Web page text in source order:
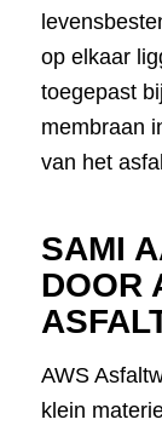
op elkaar
toegepast
membraan
van het
SAMI
DOOR
AWS
klein